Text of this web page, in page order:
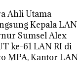
Ahli Utama
Kepala LAN
Sumsel Alex
ke-61 LAN RI di
MPA, Kantor LAN